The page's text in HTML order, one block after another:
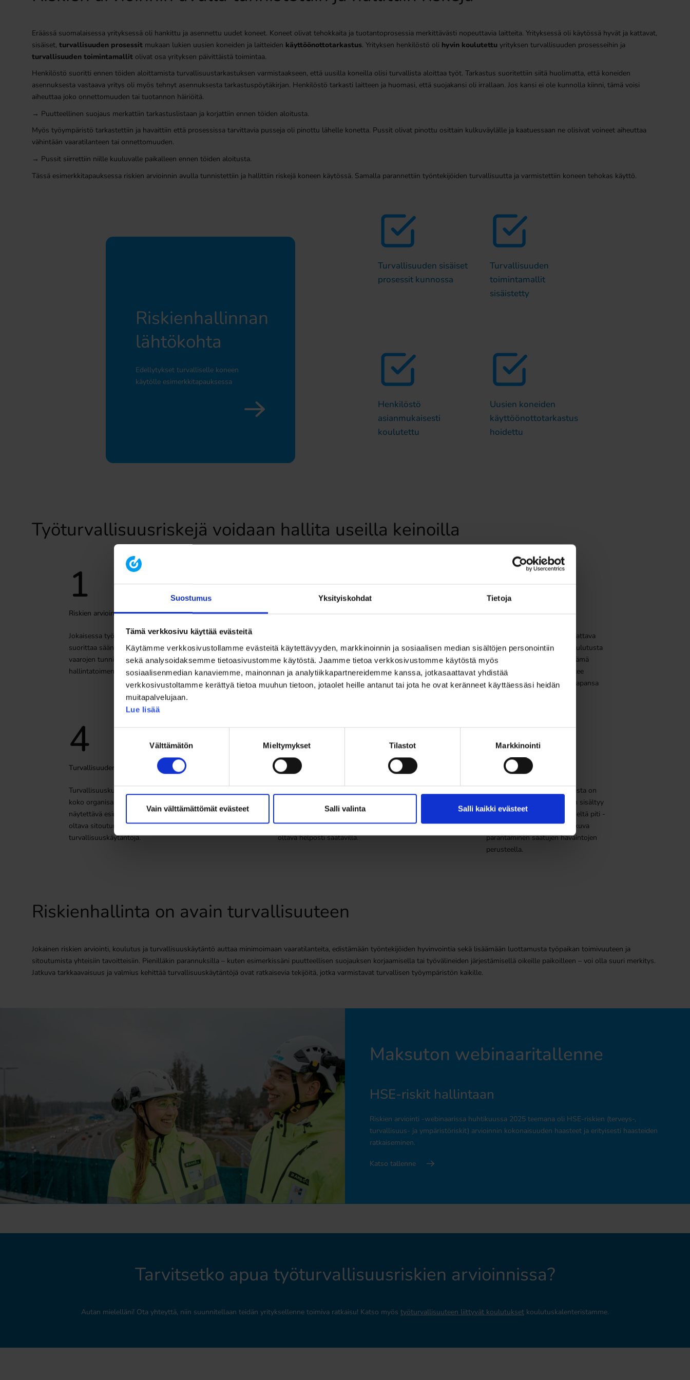
Suostumus Yksityiskohdat Tietoja
Tämä verkkosivu käyttää evästeitä
Käytämme verkkosivustollamme evästeitä käytettävyyden, markkinoinnin ja sosiaalisen median sisältöjen personointiin
sekä analysoidaksemme tietoasivustomme käytöstä. Jaamme tietoa verkkosivustomme käytöstä myös
sosiaalisenmedian kanaviemme, mainonnan ja analytiikkapartnereidemme kanssa, jotkasaattavat yhdistää
verkkosivustoltamme kerättyä tietoa muuhun tietoon, jotaolet heille antanut tai jota he ovat keränneet käyttäessäsi heidän
muitapalvelujaan.
Lue lisää
Välttämätön Mieltymykset Tilastot Markkinointi
Vain välttämättömät evästeet Salli valinta Salli kaikki evästeet
Eräässä suomalaisessa yrityksessä oli hankittu ja asennettu uudet koneet. Koneet olivat tehokkaita ja tuotantoprosessia merkittävästi nopeuttavia laitteita. Yrityksessä oli käytössä hyvät ja kattavat,
sisäiset,turvallisuuden prosessit mukaan lukien uusien koneiden ja laitteiden käyttöönottotarkastus. Yrityksen henkilöstö oli hyvin koulutettu yrityksen turvallisuuden prosesseihin ja
turvallisuuden toimintamallit olivat osa yrityksen päivittäistä toimintaa.
Henkilöstö suoritti ennen töiden aloittamista turvallisuustarkastuksen varmistaakseen, että uusilla koneilla olisi turvallista aloittaa työt. Tarkastus suoritettiin siitä huolimatta, että koneiden
asennuksesta vastaava yritys oli myös tehnyt asennuksesta tarkastuspöytäkirjan. Henkilöstö tarkasti laitteen ja huomasi, että suojakansi oli irrallaan. Jos kansi ei ole kunnolla kiinni, tämä voisi
aiheuttaa joko onnettomuuden tai tuotannon häiriöitä.
→ Puutteellinen suojaus merkattiin tarkastuslistaan ja korjattiin ennen töiden aloitusta.
Myös työympäristö tarkastettiin ja havaittiin että prosessissa tarvittavia pusseja oli pinottu lähelle konetta. Pussit olivat pinottu osittain kulkuväylälle ja kaatuessaan ne olisivat voineet aiheuttaa
vähintään vaaratilanteen tai onnettomuuden.
→ Pussit siirrettiin niille kuuluvalle paikalleen ennen töiden aloitusta.
Tässä esimerkkitapauksessa riskien arvioinnin avulla tunnistettiin ja hallittiin riskejä koneen käytössä. Samalla parannettiin työntekijöiden turvallisuutta ja varmistettiin koneen tehokas käyttö.
Riskienhallinnan
lähtökohta
Edellytykset turvalliselle koneen
käytölle esimerkkitapauksessa
Turvallisuuden sisäiset
prosessit kunnossa
Turvallisuuden
toimintamallit
sisäistetty
Henkilöstö
asianmukaisesti
koulutettu
Uusien koneiden
käyttöönottotarkastus
hoidettu
Työturvallisuusriskejä voidaan hallita useilla keinoilla
1
Riskien arviointi
Jokaisessa työympäristössä tulisi
suorittaa säännöllinen riskien arviointi
vaarojen tunnistamiseksi ja
hallintatoimenpiteiden suunnittelemiseksi.
2
Turvallisuuden sisäiset prosessit
ohjeistukset ja toimintamallit tulee olla
selkeästi määriteltyjä ja ajan tasalla.
Näiden avulla varmistetaan, että
turvallisuus on osa päivittäistä toimintaa.
3
Henkilöstön koulutus
Työntekijöille on tarjottava kattava
perehdytys sekä jatkuvaa koulutusta
työturvallisuuteen liittyen. Tämä
varmistaa, että jokainen tuntee
velvollisuutensa ja toimintatapansa
4
Turvallisuuden toimintamallit
Turvallisuuskulttuuri tulee olla sisäistetty
koko organisaatiossa. Johdon on
näytettävä esimerkkiä, ja työntekijöiden on
oltava sitoutuneita noudattamaan
turvallisuuskäytäntöjä.
5
Asianmukaiset työvälineet ja ympäristö
Vaaralliset alueet on merkittävä selkeästi,
ja henkilökohtaiset suojavarusteet on
oltava helposti saatavilla.
6
Valvonta ja seuranta
Työturvallisuuden toteutumista on
seurattava aktiivisesti. Tähän sisältyy
turvallisuustarkastukset, läheltä piti -
tilanteiden kirjaaminen ja jatkuva
parantaminen saatujen havaintojen
perusteella.
Riskienhallinta on avain turvallisuuteen
Jokainen riskien arviointi, koulutus ja turvallisuuskäytäntö auttaa minimoimaan vaaratilanteita, edistämään työntekijöiden hyvinvointia sekä lisäämään luottamusta työpaikan toimivuuteen ja
sitoutumista yhteisiin tavoitteisiin. Pienilläkin parannuksilla – kuten esimerkissäni puutteellisen suojauksen korjaamisella tai työvälineiden järjestämisellä oikeille paikoilleen – voi olla suuri merkitys.
Jatkuva tarkkaavaisuus ja valmius kehittää turvallisuuskäytäntöjä ovat ratkaisevia tekijöitä, jotka varmistavat turvallisen työympäristön kaikille.
Maksuton webinaaritallenne
HSE-riskit hallintaan
Riskien arviointi -webinaarissa huhtikuussa 2025 teemana oli HSE-riskien (terveys-,
turvallisuus- ja ympäristöriskit) arvioinnin kokonaisuuden haasteet ja erityisesti haasteiden
ratkaiseminen.
Katso tallenne
Tarvitsetko apua työturvallisuusriskien arvioinnissa?
Autan mielelläni! Ota yhteyttä, niin suunnitellaan teidän yrityksellenne toimiva ratkaisu! Katso myös työturvallisuuteen liittyvät koulutukset koulutuskalenteristamme.